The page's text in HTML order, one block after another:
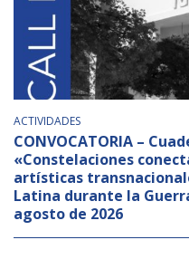
COPOLAD III
AL-INVEST Verde
Fotos
Vídeos
Audios
ACTIVIDADES
CONVOCATORIA –
«Constelaciones
artísticas
Latina durante la
agosto de 2026